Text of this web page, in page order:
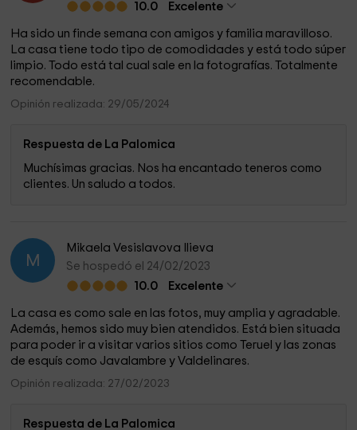
10.0
Excelente
Ha sido un finde semana con amigos y familia maravilloso.
La casa tiene todo tipo de comodidades y está todo súper
limpio. Todo está tal cual sale en la fotografías. Totalmente
recomendable.
Opinión realizada: 29/05/2024
Respuesta de La Palomica
Muchísimas gracias. Nos ha encantado teneros como
clientes. Un saludo a todos.
M
Mikaela Vesislavova Ilieva
Se hospedó el 24/02/2023
10.0
Excelente
La casa es como sale en las fotos, muy amplia y agradable.
Además, hemos sido muy bien atendidos. Está bien situada
para poder ir a visitar varios sitios como Teruel y las zonas
de esquís como Javalambre y Valdelinares.
Opinión realizada: 27/02/2023
Respuesta de La Palomica